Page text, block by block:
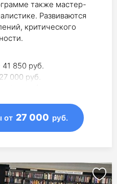
также мастер-
Развиваются
критического
41 850 руб.
000 руб.
000 руб.
от 27 000 руб.